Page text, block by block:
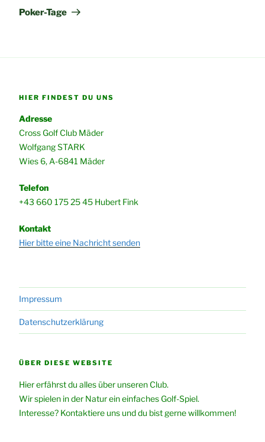
Poker-Tage
HIER FINDEST DU UNS
Adresse
Cross Golf Club Mäder
Wolfgang STARK
Wies 6, A-6841 Mäder
Telefon
+43 660 175 25 45 Hubert Fink
Kontakt
Hier bitte eine Nachricht senden
Impressum
Datenschutzerklärung
ÜBER DIESE WEBSITE
Hier erfährst du alles über unseren Club.
Wir spielen in der Natur ein einfaches Golf-Spiel.
Interesse? Kontaktiere uns und du bist gerne willkommen!